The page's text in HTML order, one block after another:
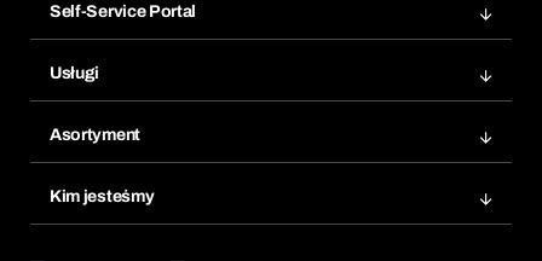
Self-Service Portal
Ponowne zamówienie
Zamówienia cykliczne
Najczęściej zadawane pytania
Usługi
Chemiczna baza danych
eProcurement
Asortyment
Kim jesteśmy